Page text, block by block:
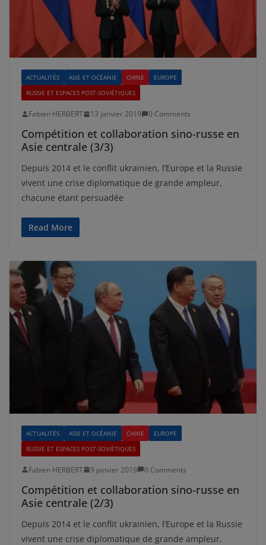
ACTUALITÉS ASIE ET OCÉANIE CHINE
EUROPE
RUSSIE ET ESPACES POST-SOVIÉTIQUES
Fabien HERBERT 13 janvier 2019 0 Comments
Compétition et collaboration sino-russe en
Asie centrale (3/3)
Depuis 2014 et le conflit ukrainien, l’Europe et la Russie
vivent une crise diplomatique de grande ampleur,
chacune étant persuadée
Read More
ACTUALITÉS ASIE ET OCÉANIE CHINE
EUROPE
RUSSIE ET ESPACES POST-SOVIÉTIQUES
Fabien HERBERT 9 janvier 2019 0 Comments
Compétition et collaboration sino-russe en
Asie centrale (2/3)
Depuis 2014 et le conflit ukrainien, l’Europe et la Russie
vivent une crise diplomatique de grande ampleur,